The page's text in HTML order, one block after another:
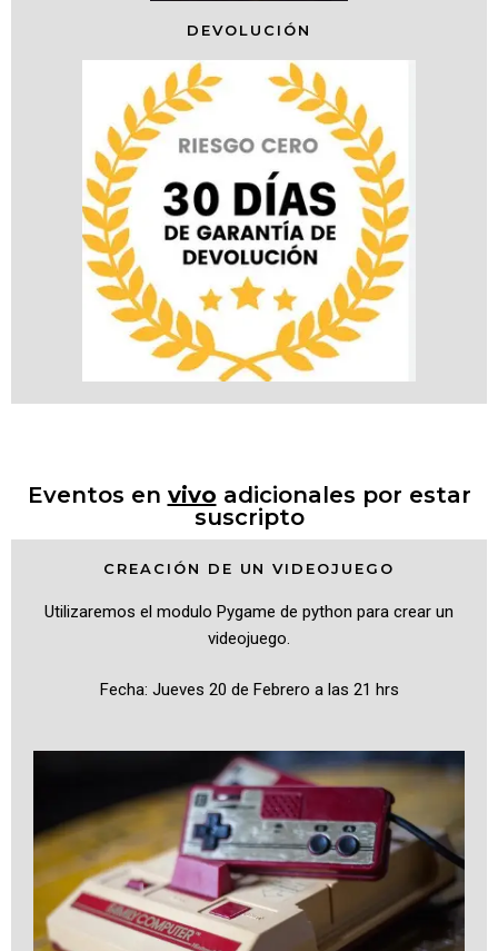
DEVOLUCIÓN
Eventos en vivo adicionales por estar
suscripto
CREACIÓN DE UN VIDEOJUEGO
Utilizaremos el modulo Pygame de python para crear un
videojuego.
Fecha: Jueves 20 de Febrero a las 21 hrs